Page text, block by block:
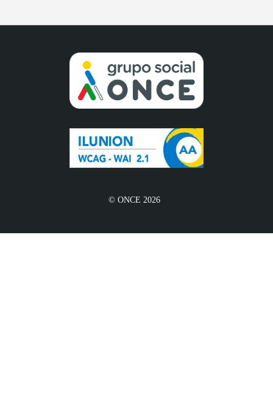
© ONCE 2026